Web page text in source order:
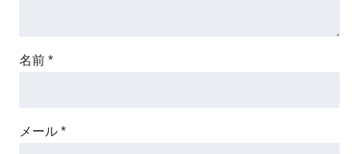
名前 *
メール *